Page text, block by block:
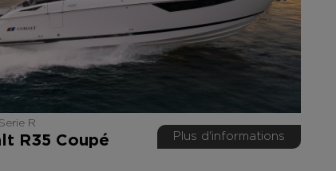
R
R35 Coupé Plus d'informations